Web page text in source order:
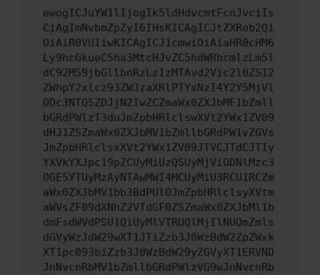
ewogICJuYW1lIjogIk5ldHdvcmtFcnJvciIs
CiAgImNvbmZpZyI6IHsKICAgICJtZXRob2Qi
OiAiR0VUIiwKICAgICJ1cmwiOiAiaHR0cHM6
Ly9hcGkueC5ha3MtcHJvZC5hdWRhcmlzLm5l
dC92MS9jbGllbnRzLzIzMTAvd2Vic2l0ZS12
ZWhpY2xlcz93ZWJzaXRlPTYxNzI4Y2Y5MjVl
ODc3NTQ5ZDJjN2IwZCZmaWx0ZXJbMF1bZmll
bGRdPWlzT3duJmZpbHRlclswXVt2YWx1ZV09
dHJ1ZSZmaWx0ZXJbMV1bZmllbGRdPW1vZGVs
JmZpbHRlclsxXVt2YWx1ZV09JTVCJTdCJTIy
YXVkYXJpc19pZCUyMiUzQSUyMjViODNlMzc3
OGE5YTUyMzAyNTAwMWI4MCUyMiU3RCU1RCZm
aWx0ZXJbMV1bb3BdPUlOJmZpbHRlclsyXVtm
aWVsZF09dXNhZ2VTdGF0ZSZmaWx0ZXJbMl1b
dmFsdWVdPSU1QiUyMlVTRUQlMjIlNUQmZmls
dGVyWzJdW29wXT1JTiZzb3J0WzBdW2ZpZWxk
XT1pc093biZzb3J0WzBdW29yZGVyXT1ERVND
JnNvcnRbMV1bZmllbGRdPWlzVG9wJnNvcnRb